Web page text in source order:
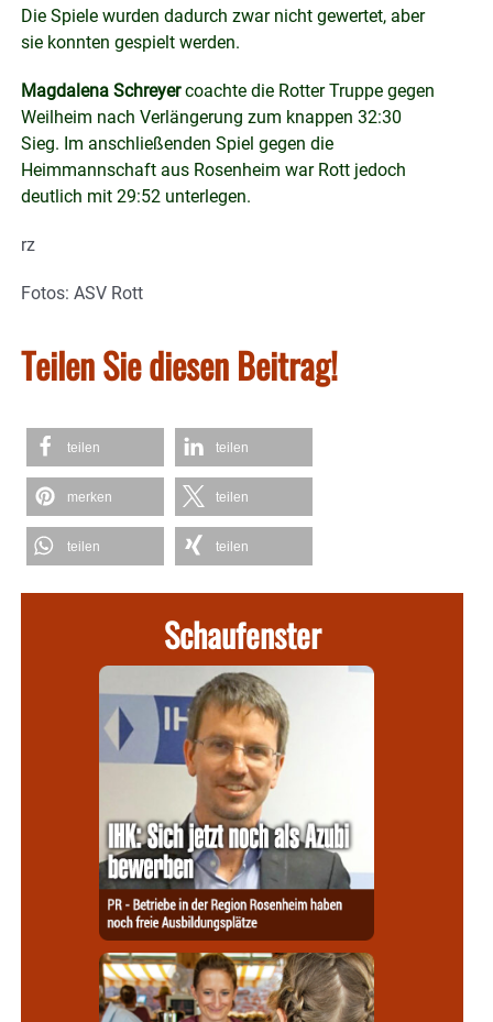
Die Spiele wurden dadurch zwar nicht gewertet, aber
sie konnten gespielt werden.
Magdalena Schreyercoachte die Rotter Truppe gegen
Weilheim nach Verlängerung zum knappen 32:30
Sieg. Im anschließenden Spiel gegen die
Heimmannschaft aus Rosenheim war Rott jedoch
deutlich mit 29:52 unterlegen.
rz
Fotos: ASV Rott
Teilen Sie diesen Beitrag!
teilen teilen
merken teilen
teilen teilen
Schaufenster